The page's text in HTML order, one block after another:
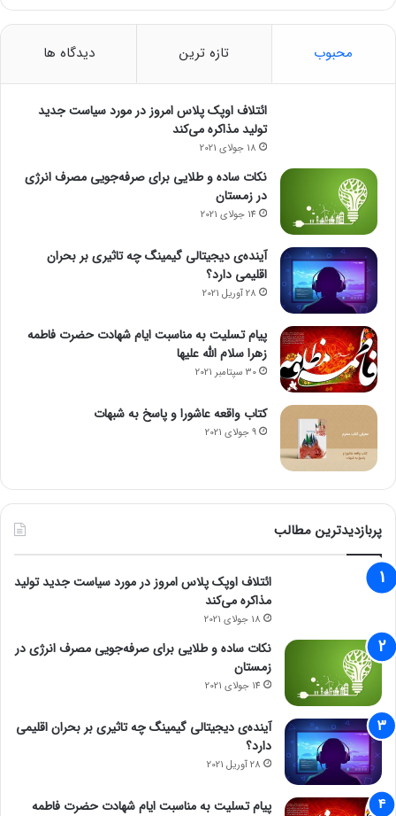
محبوب تازه ترین دیدگاه ها
ائتلاف اوپک پلاس امروز در مورد سیاست جدید
تولید مذاکره می‌کند
18 جولای 2021
نکات ساده و طلایی برای صرفه‌جویی مصرف انرژی
در زمستان
14 جولای 2021
آینده‌ی دیجیتالی گیمینگ چه تاثیری بر بحران
اقلیمی دارد؟
28 آوریل 2021
پیام تسلیت به مناسبت ایام شهادت حضرت فاطمه
زهرا سلام الله علیها
30 سپتامبر 2021
کتاب واقعه عاشورا و پاسخ به شبهات
9 جولای 2021
پربازدیدترین مطالب
ائتلاف اوپک پلاس امروز در مورد سیاست جدید تولید
مذاکره می‌کند
18 جولای 2021
نکات ساده و طلایی برای صرفه‌جویی مصرف انرژی در
زمستان
14 جولای 2021
آینده‌ی دیجیتالی گیمینگ چه تاثیری بر بحران اقلیمی
دارد؟
28 آوریل 2021
پیام تسلیت به مناسبت ایام شهادت حضرت فاطمه